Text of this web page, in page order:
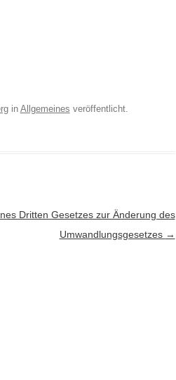
in Allgemeines veröffentlicht.
Dritten Gesetzes zur Änderung des
Umwandlungsgesetzes →